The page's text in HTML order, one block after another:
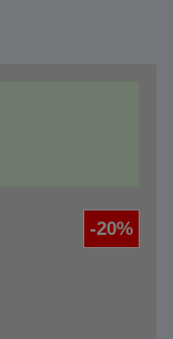
-20%